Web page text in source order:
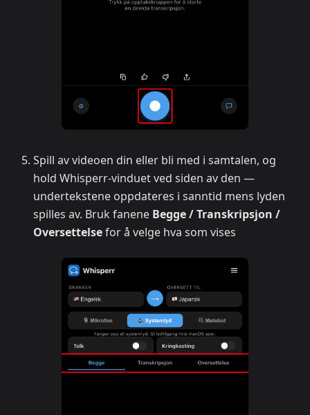
Spill av videoen din eller bli med i samtalen, og
hold Whisperr-vinduet ved siden av den —
undertekstene oppdateres i sanntid mens lyden
spilles av. Bruk fanene Begge / Transkripsjon /
Oversettelsefor å velge hva som vises